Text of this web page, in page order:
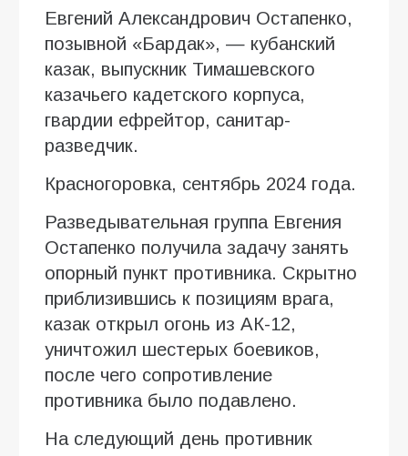
Евгений Александрович Остапенко,
позывной «Бардак», — кубанский
казак, выпускник Тимашевского
казачьего кадетского корпуса,
гвардии ефрейтор, санитар-
разведчик.
Красногоровка, сентябрь 2024 года.
Разведывательная группа Евгения
Остапенко получила задачу занять
опорный пункт противника. Скрытно
приблизившись к позициям врага,
казак открыл огонь из АК-12,
уничтожил шестерых боевиков,
после чего сопротивление
противника было подавлено.
На следующий день противник